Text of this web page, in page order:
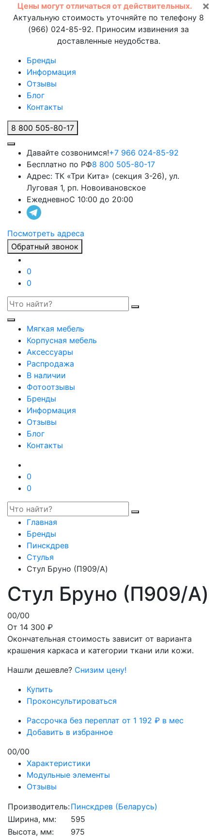
×
Цены могут отличаться от действительных.
Актуальную стоимость уточняйте по телефону 8
(966) 024-85-92. Приносим извинения за
доставленные неудобства.
Бренды
Информация
Отзывы
Блог
Контакты
8 800 505-80-17
Давайте созвонимся!+7 966 024-85-92
Бесплатно по РФ8 800 505-80-17
Адрес: ТК «Три Кита» (секция 3-26), ул.
Луговая 1, рп. Новоивановское
ЕжедневноС 10:00 до 20:00
Посмотреть адреса
Обратный звонок
0
0
Мягкая мебель
Корпусная мебель
Аксессуары
Распродажа
В наличии
Фотоотзывы
Бренды
Информация
Отзывы
Блог
Контакты
0
0
Главная
Бренды
Пинскдрев
Стулья
Стул Бруно (П909/A)
Стул Бруно (П909/A)
00/00
От 14 300 ₽
Окончательная стоимость зависит от варианта
крашения каркаса и категории ткани или кожи.
Нашли дешевле? Снизим цену!
Купить
Проконсультироваться
Рассрочка без переплат от 1 192 ₽ в мес
Добавить в избранное
00/00
Характеристики
Модульные элементы
Отзывы
Производитель:Пинскдрев (Беларусь)
Ширина, мм:
595
Высота, мм:
975